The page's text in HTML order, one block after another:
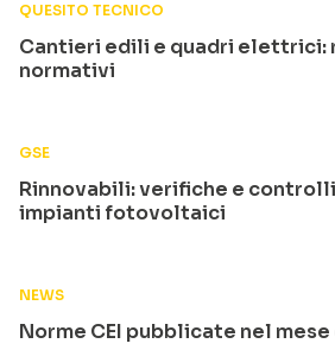
QUESITO TECNICO
Cantieri edili e quadri elettrici:
normativi
GSE
Rinnovabili: verifiche e controlli
impianti fotovoltaici
NEWS
Norme CEI pubblicate nel